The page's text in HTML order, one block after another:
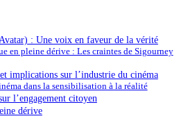
: Une voix en faveur de la vérité
en pleine dérive : Les craintes de Sigourney
implications sur l’industrie du cinéma
dans la sensibilisation à la réalité
l’engagement citoyen
dérive